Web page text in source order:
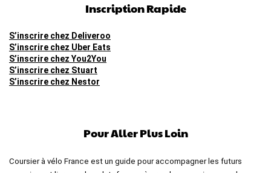
Inscription Rapide
S’inscrire chez Deliveroo
S’inscrire chez Uber Eats
S’inscrire chez You2You
S’inscrire chez Stuart
S’inscrire chez Nestor
Pour Aller Plus Loin
Coursier à vélo France est un guide pour accompagner les futurs